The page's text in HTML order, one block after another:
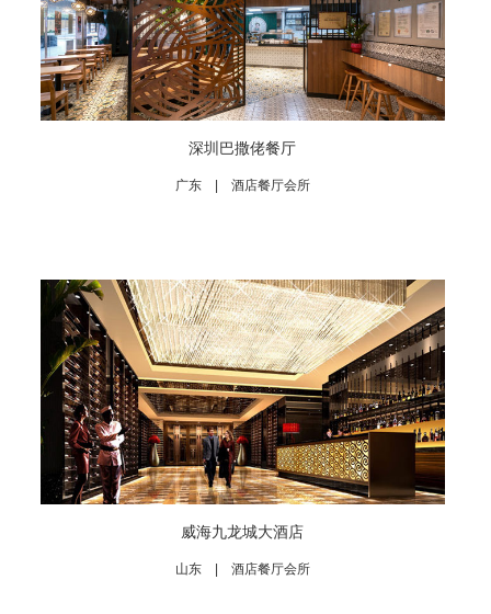
深圳巴撒佬餐厅
广东 | 酒店餐厅会所
威海九龙城大酒店
山东 | 酒店餐厅会所